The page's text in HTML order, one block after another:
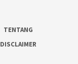
TENTANG
DISCLAIMER